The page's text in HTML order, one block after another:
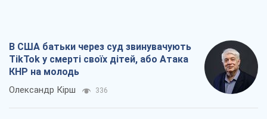
В США батьки через суд звинувачують
TikTok у смерті своїх дітей, або Атака
КНР на молодь
Олександр Кірш 336